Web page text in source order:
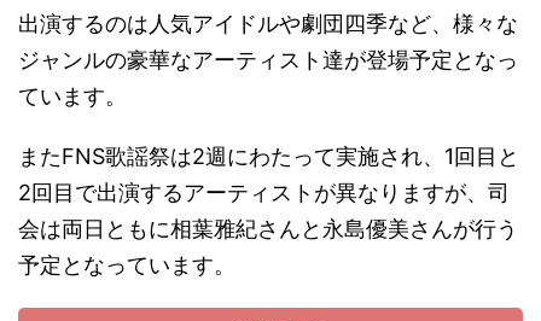
出演するのは人気アイドルや劇団四季など、様々な
ジャンルの豪華なアーティスト達が登場予定となっ
ています。
またFNS歌謡祭は2週にわたって実施され、1回目と
2回目で出演するアーティストが異なりますが、司
会は両日ともに相葉雅紀さんと永島優美さんが行う
予定となっています。